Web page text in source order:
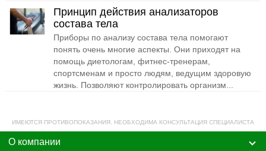
Принцип действия анализаторов
состава тела
Приборы по анализу состава тела помогают
понять очень многие аспекты. Они приходят на
помощь диетологам, фитнес-тренерам,
спортсменам и просто людям, ведущим здоровую
жизнь. Позволяют контролировать организм...
ИМЕЮТСЯ ПРОТИВОПОКАЗАНИЯ. НЕОБХОДИМА КОНСУЛЬТАЦИЯ СПЕЦИАЛИСТА
О компании